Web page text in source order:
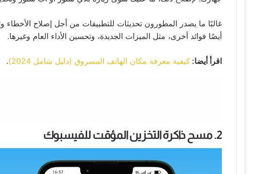
غالبًا ما يصدر المطورون تحديثات للتطبيقات من أجل إصلاح الأخطاء
أيضًا فوائد أخرى، مثل الميزات الجديدة، وتحسين الأداء العام وغيرها.
اقرأ أيضا: كيفية معرفة مكان الهاتف المسروق (دليل شامل 2024) .
2. مسح ذاكرة التخزين المؤقت للفيسبوك